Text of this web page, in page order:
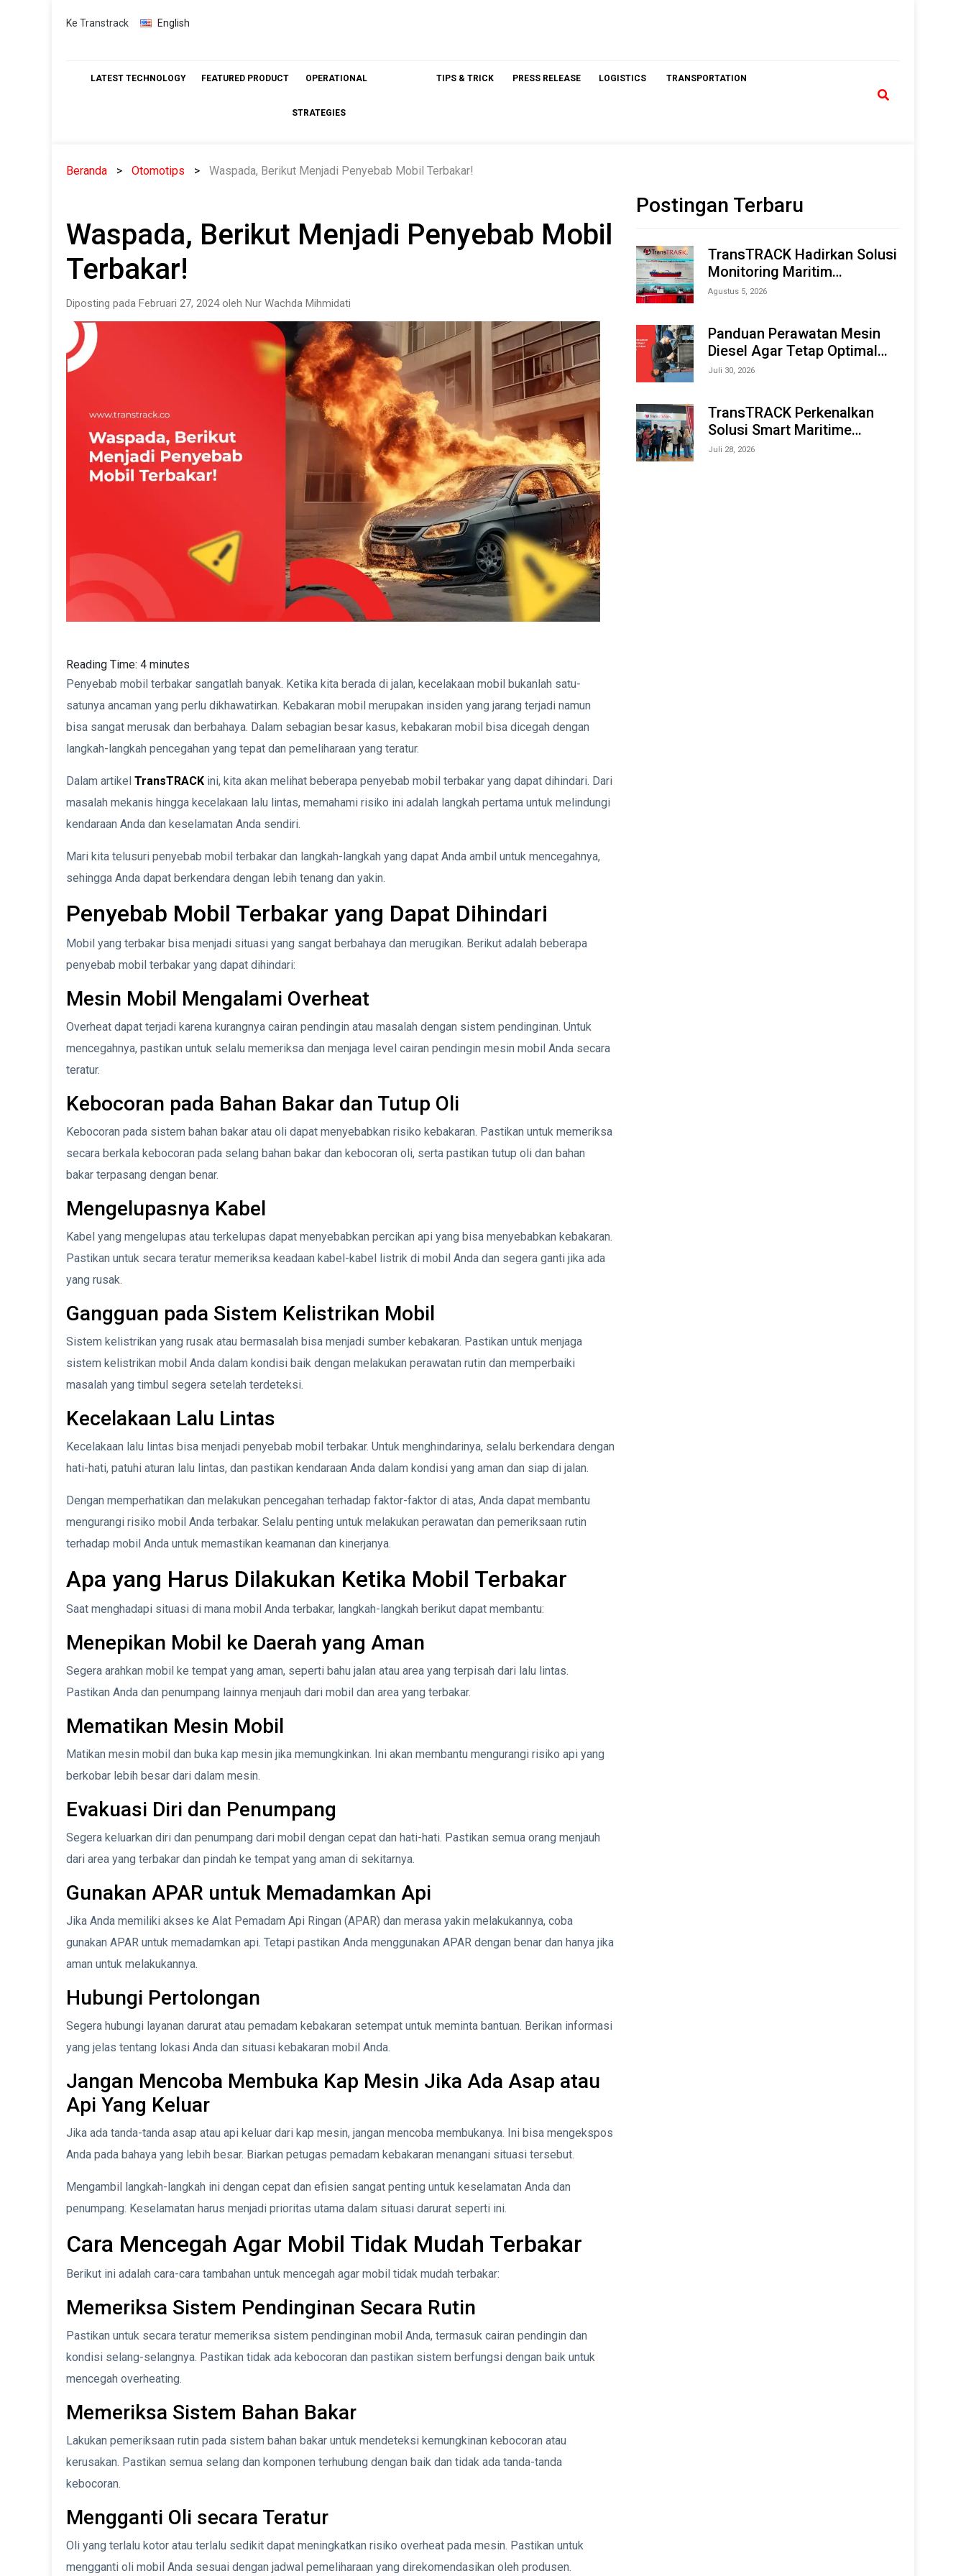
Skip
Ke Transtrack English
LATEST TECHNOLOGY FEATURED PRODUCT OPERATIONAL
STRATEGIES
TIPS & TRICK PRESS RELEASE LOGISTICS TRANSPORTATION
Beranda Otomotips Waspada, Berikut Menjadi Penyebab Mobil Terbakar!
Waspada, Berikut Menjadi Penyebab Mobil
Terbakar!
Diposting pada Februari 27, 2024 oleh Nur Wachda Mihmidati
Reading Time: 4 minutes
Penyebab mobil terbakar sangatlah banyak. Ketika kita berada di jalan, kecelakaan mobil bukanlah satu-
satunya ancaman yang perlu dikhawatirkan. Kebakaran mobil merupakan insiden yang jarang terjadi namun
bisa sangat merusak dan berbahaya. Dalam sebagian besar kasus, kebakaran mobil bisa dicegah dengan
langkah-langkah pencegahan yang tepat dan pemeliharaan yang teratur.
Dalam artikel TransTRACK ini, kita akan melihat beberapa penyebab mobil terbakar yang dapat dihindari. Dari
masalah mekanis hingga kecelakaan lalu lintas, memahami risiko ini adalah langkah pertama untuk melindungi
kendaraan Anda dan keselamatan Anda sendiri.
Mari kita telusuri penyebab mobil terbakar dan langkah-langkah yang dapat Anda ambil untuk mencegahnya,
sehingga Anda dapat berkendara dengan lebih tenang dan yakin.
Penyebab Mobil Terbakar yang Dapat Dihindari
Mobil yang terbakar bisa menjadi situasi yang sangat berbahaya dan merugikan. Berikut adalah beberapa
penyebab mobil terbakar yang dapat dihindari:
Mesin Mobil Mengalami Overheat
Overheat dapat terjadi karena kurangnya cairan pendingin atau masalah dengan sistem pendinginan. Untuk
mencegahnya, pastikan untuk selalu memeriksa dan menjaga level cairan pendingin mesin mobil Anda secara
teratur.
Kebocoran pada Bahan Bakar dan Tutup Oli
Kebocoran pada sistem bahan bakar atau oli dapat menyebabkan risiko kebakaran. Pastikan untuk memeriksa
secara berkala kebocoran pada selang bahan bakar dan kebocoran oli, serta pastikan tutup oli dan bahan
bakar terpasang dengan benar.
Mengelupasnya Kabel
Kabel yang mengelupas atau terkelupas dapat menyebabkan percikan api yang bisa menyebabkan kebakaran.
Pastikan untuk secara teratur memeriksa keadaan kabel-kabel listrik di mobil Anda dan segera ganti jika ada
yang rusak.
Gangguan pada Sistem Kelistrikan Mobil
Sistem kelistrikan yang rusak atau bermasalah bisa menjadi sumber kebakaran. Pastikan untuk menjaga
sistem kelistrikan mobil Anda dalam kondisi baik dengan melakukan perawatan rutin dan memperbaiki
masalah yang timbul segera setelah terdeteksi.
Kecelakaan Lalu Lintas
Kecelakaan lalu lintas bisa menjadi penyebab mobil terbakar. Untuk menghindarinya, selalu berkendara dengan
hati-hati, patuhi aturan lalu lintas, dan pastikan kendaraan Anda dalam kondisi yang aman dan siap di jalan.
Dengan memperhatikan dan melakukan pencegahan terhadap faktor-faktor di atas, Anda dapat membantu
mengurangi risiko mobil Anda terbakar. Selalu penting untuk melakukan perawatan dan pemeriksaan rutin
terhadap mobil Anda untuk memastikan keamanan dan kinerjanya.
Apa yang Harus Dilakukan Ketika Mobil Terbakar
Saat menghadapi situasi di mana mobil Anda terbakar, langkah-langkah berikut dapat membantu:
Menepikan Mobil ke Daerah yang Aman
Segera arahkan mobil ke tempat yang aman, seperti bahu jalan atau area yang terpisah dari lalu lintas.
Pastikan Anda dan penumpang lainnya menjauh dari mobil dan area yang terbakar.
Mematikan Mesin Mobil
Matikan mesin mobil dan buka kap mesin jika memungkinkan. Ini akan membantu mengurangi risiko api yang
berkobar lebih besar dari dalam mesin.
Evakuasi Diri dan Penumpang
Segera keluarkan diri dan penumpang dari mobil dengan cepat dan hati-hati. Pastikan semua orang menjauh
dari area yang terbakar dan pindah ke tempat yang aman di sekitarnya.
Gunakan APAR untuk Memadamkan Api
Jika Anda memiliki akses ke Alat Pemadam Api Ringan (APAR) dan merasa yakin melakukannya, coba
gunakan APAR untuk memadamkan api. Tetapi pastikan Anda menggunakan APAR dengan benar dan hanya jika
aman untuk melakukannya.
Hubungi Pertolongan
Segera hubungi layanan darurat atau pemadam kebakaran setempat untuk meminta bantuan. Berikan informasi
yang jelas tentang lokasi Anda dan situasi kebakaran mobil Anda.
Jangan Mencoba Membuka Kap Mesin Jika Ada Asap atau
Api Yang Keluar
Jika ada tanda-tanda asap atau api keluar dari kap mesin, jangan mencoba membukanya. Ini bisa mengekspos
Anda pada bahaya yang lebih besar. Biarkan petugas pemadam kebakaran menangani situasi tersebut.
Mengambil langkah-langkah ini dengan cepat dan efisien sangat penting untuk keselamatan Anda dan
penumpang. Keselamatan harus menjadi prioritas utama dalam situasi darurat seperti ini.
Cara Mencegah Agar Mobil Tidak Mudah Terbakar
Berikut ini adalah cara-cara tambahan untuk mencegah agar mobil tidak mudah terbakar:
Memeriksa Sistem Pendinginan Secara Rutin
Pastikan untuk secara teratur memeriksa sistem pendinginan mobil Anda, termasuk cairan pendingin dan
kondisi selang-selangnya. Pastikan tidak ada kebocoran dan pastikan sistem berfungsi dengan baik untuk
mencegah overheating.
Memeriksa Sistem Bahan Bakar
Lakukan pemeriksaan rutin pada sistem bahan bakar untuk mendeteksi kemungkinan kebocoran atau
kerusakan. Pastikan semua selang dan komponen terhubung dengan baik dan tidak ada tanda-tanda
kebocoran.
Mengganti Oli secara Teratur
Oli yang terlalu kotor atau terlalu sedikit dapat meningkatkan risiko overheat pada mesin. Pastikan untuk
mengganti oli mobil Anda sesuai dengan jadwal pemeliharaan yang direkomendasikan oleh produsen.
Postingan Terbaru
TransTRACK Hadirkan Solusi
Monitoring Maritim
Terintegrasi Berbasis AI &
Offshore Expo (IMOX) 2026
Agustus 5, 2026
Panduan Perawatan Mesin
Diesel Agar Tetap Optimal
dan Tahan Lama
Juli 30, 2026
TransTRACK Perkenalkan
Solusi Smart Maritime
Monitoring Berbasis AI dan
Juli 28, 2026